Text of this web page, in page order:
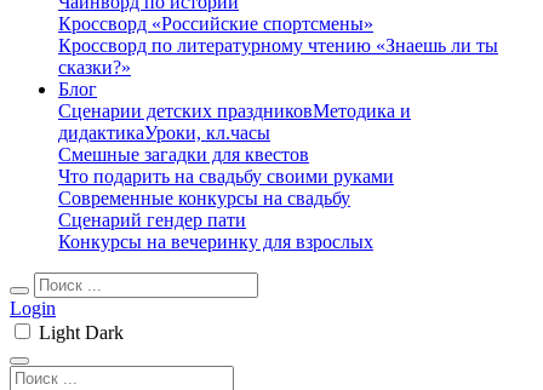
Кроссворд «Российские спортсмены»
Кроссворд по литературному чтению «Знаешь ли ты
сказки?»
Блог
Сценарии детских праздниковМетодика и
дидактикаУроки, кл.часы
Смешные загадки для квестов
Что подарить на свадьбу своими руками
Современные конкурсы на свадьбу
Сценарий гендер пати
Конкурсы на вечеринку для взрослых
Login
Light Dark